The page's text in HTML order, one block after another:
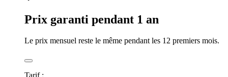
Prix garanti pendant 1 an
Le prix mensuel reste le même pendant les 12 premiers mois.